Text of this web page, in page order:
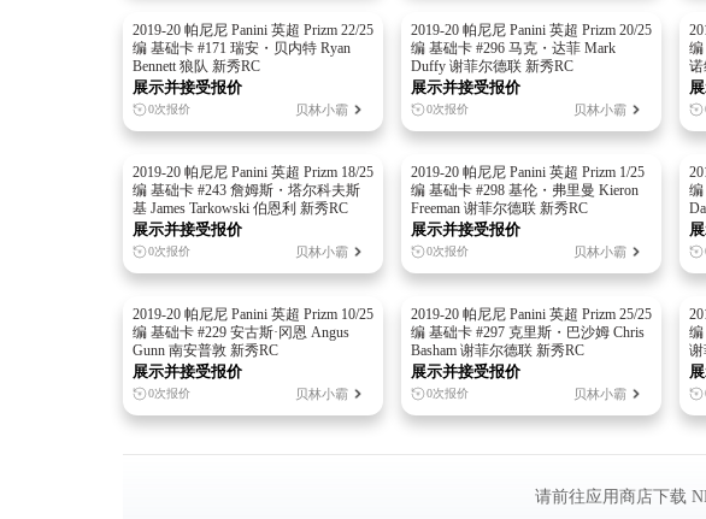
2019-20 帕尼尼 Panini 英超 Prizm 22/25
编 基础卡 #171 瑞安・贝内特 Ryan
Bennett 狼队 新秀RC
展示并接受报价
0次报价 贝林小霸
2019-20 帕尼尼 Panini 英超 Prizm 20/25
编 基础卡 #296 马克・达菲 Mark
Duffy 谢菲尔德联 新秀RC
展示并接受报价
0次报价 贝林小霸
编
2019-20 帕尼尼 Panini 英超 Prizm 18/25
编 基础卡 #243 詹姆斯・塔尔科夫斯
基 James Tarkowski 伯恩利 新秀RC
展示并接受报价
0次报价 贝林小霸
2019-20 帕尼尼 Panini 英超 Prizm 1/25
编 基础卡 #298 基伦・弗里曼 Kieron
Freeman 谢菲尔德联 新秀RC
展示并接受报价
0次报价 贝林小霸
编
2019-20 帕尼尼 Panini 英超 Prizm 10/25
编 基础卡 #229 安古斯·冈恩 Angus
Gunn 南安普敦 新秀RC
展示并接受报价
0次报价 贝林小霸
2019-20 帕尼尼 Panini 英超 Prizm 25/25
编 基础卡 #297 克里斯・巴沙姆 Chris
Basham 谢菲尔德联 新秀RC
展示并接受报价
0次报价 贝林小霸
编
谢
请前往应用商店下载